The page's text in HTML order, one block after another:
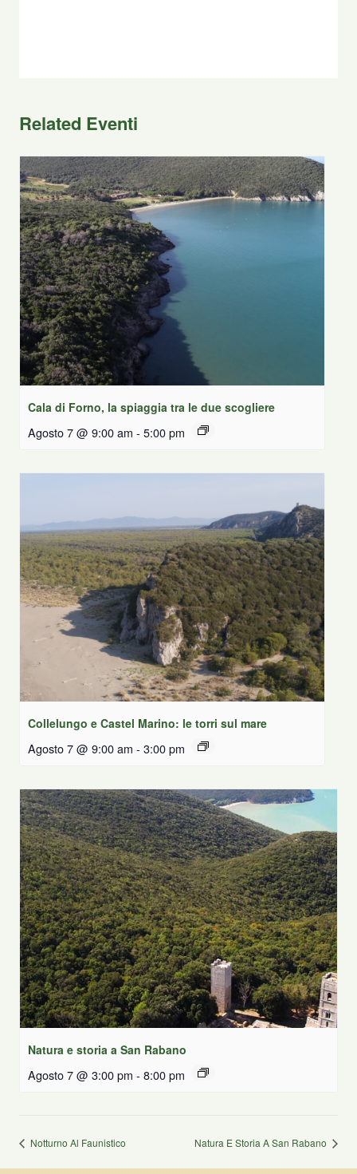
Related Eventi
Cala di Forno, la spiaggia tra le due scogliere
Agosto 7 @ 9:00 am - 5:00 pm
Collelungo e Castel Marino: le torri sul mare
Agosto 7 @ 9:00 am - 3:00 pm
Natura e storia a San Rabano
Agosto 7 @ 3:00 pm - 8:00 pm
Notturno Al Faunistico Natura E Storia A San Rabano